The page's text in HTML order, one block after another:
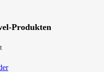
Produkten